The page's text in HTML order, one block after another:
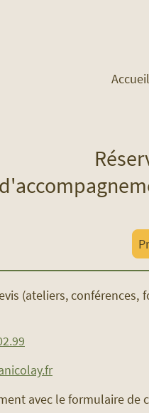
Accueil
(ateliers,
avec le formulaire de